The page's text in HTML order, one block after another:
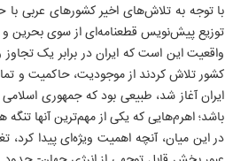
با توجه به تلاش‌های اخیر کشورهای عربی با
توزیع پیش‌نویس قطعنامه‌ای از سوی بحرین و
واقعیت این است که ایران در برابر یک
کشور تلاش کردند از موجودیت، حاکمیت و
ایران آغاز شد، طبیعی بود که جمهوری
باشد؛ اهرم‌هایی که یکی از مهم‌ترین آنها
در این میان، آنچه اهمیت ویژه‌ای پیدا کرد،
۵
۶
۷ ۸